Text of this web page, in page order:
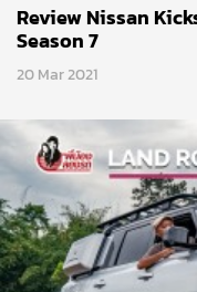
Review Nissan
Season 7
20 Mar 2021